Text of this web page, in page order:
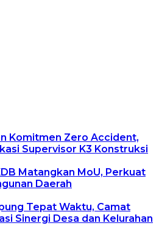
Komitmen Zero Accident,
Supervisor K3 Konstruksi
Matangkan MoU, Perkuat
Daerah
Tepat Waktu, Camat
Sinergi Desa dan Kelurahan